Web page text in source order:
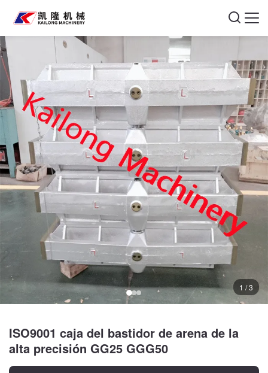
1 / 3
ISO9001 caja del bastidor de arena de la
alta precisión GG25 GGG50